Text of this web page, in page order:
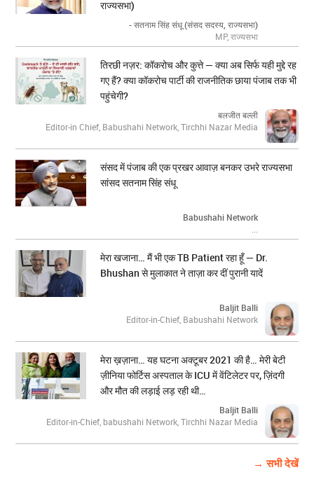
राज्यसभा)
- सतनाम सिंह संधू (संसद सदस्य, राज्यसभा)
MP, राज्यसभा
तिरछी नज़र: कॉकरोच और कुत्ते — क्या अब सिर्फ यही मुद्दे रह
गए हैं? क्या कॉकरोच पार्टी की राजनीतिक छाया पंजाब तक भी
पहुंचेगी?
बलजीत बल्ली
Editor-in Chief, Babushahi Network, Tirchhi Nazar Media
संसद में पंजाब की एक प्रखर आवाज़ बनकर उभरे राज्यसभा
सांसद सतनाम सिंह संधू
Babushahi Network
मेरा खजाना… मैं भी एक TB Patient रहा हूँ — Dr.
Bhushan से मुलाकात ने ताज़ा कर दीं पुरानी यादें
Baljit Balli
Editor-in-Chief, Babushahi Network
मेरा ख़ज़ाना… यह घटना अक्टूबर 2021 की है… मेरी बेटी
ज़ीनिया फोर्टिस अस्पताल के ICU में वेंटिलेटर पर, ज़िंदगी
और मौत की लड़ाई लड़ रही थी…
Baljit Balli
Editor-in-Chief, babushahi Network, Tirchhi Nazar Media
→ सभी देखें